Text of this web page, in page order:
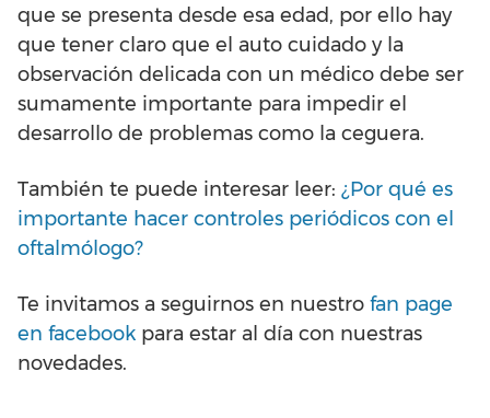
que se presenta desde esa edad, por ello hay
que tener claro que el auto cuidado y la
observación delicada con un médico debe ser
sumamente importante para impedir el
desarrollo de problemas como la ceguera.
También te puede interesar leer: ¿Por qué es
importante hacer controles periódicos con el
oftalmólogo?
Te invitamos a seguirnos en nuestro fan page
en facebook para estar al día con nuestras
novedades.